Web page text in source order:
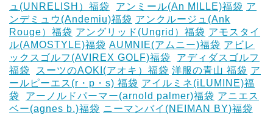
ュ(UNRELISH）福袋
アンミール(An MILLE)福袋 ア
ンデミュウ(Andemiu)福袋 アンクルージュ(Ank
Rouge）福袋 アングリッド(Ungrid）福袋 アモスタイ
ル(AMOSTYLE)福袋 AUMNIE(アムニー)福袋 アビレ
ックスゴルフ(AVIREX GOLF)福袋
アディダスゴルフ
福袋
スーツのAOKI(アオキ）福袋 洋服の青山 福袋 ア
ールピーエス(r・p・s) 福袋 アイルミネ(iLUMINE)福
袋
アーノルドパーマー(arnold palmer)福袋 アニエス
ベー(agnes b.)福袋 ニーマンバイ(NEIMAN BY)福袋